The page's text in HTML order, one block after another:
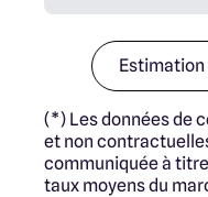
Estimation
(*) Les données de
et non
communiquée à
taux moyens du